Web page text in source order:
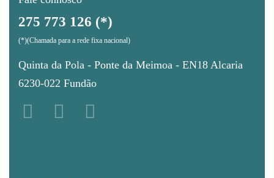
275 773 126 (*)
(*)(Chamada para a rede fixa nacional)
Quinta da Pola - Ponte da Meimoa - EN18 Alcaria
6230-022 Fundão